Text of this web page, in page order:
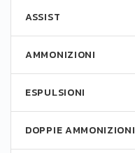
ASSIST
AMMONIZIONI
ESPULSIONI
DOPPIE AMMONIZIONI